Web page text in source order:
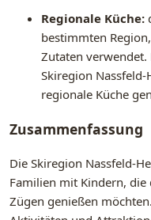
Regionale Küche:
bestimmten
Zutaten verwendet.
Skiregion
regionale Küche
Zusammenfassung
Die Skiregion Nassfeld-
Familien mit Kindern,
Zügen genießen